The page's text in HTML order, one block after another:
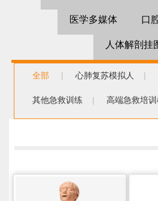
医学多媒体 口
人体解剖挂
全部 | 心肺复苏模拟人 |
其他急救训练 | 高端急救培